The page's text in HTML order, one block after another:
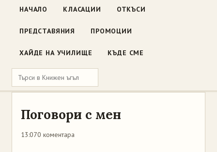
НАЧАЛО КЛАСАЦИИ ОТКЪСИ
ПРЕДСТАВЯНИЯ ПРОМОЦИИ
ХАЙДЕ НА УЧИЛИЩЕ КЪДЕ СМЕ
Поговори с мен
13:070 коментара